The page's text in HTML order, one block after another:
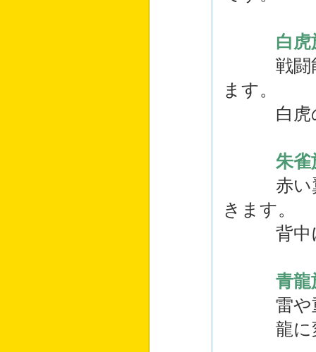
白虎
戦闘能
ます。
白虎の
朱雀
赤い翼
きます。
背中に
青龍
雷や重
龍に変